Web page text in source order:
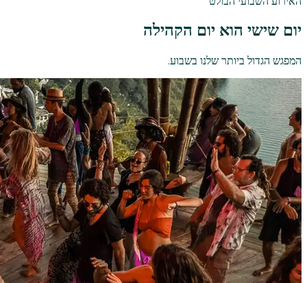
יום שישי הוא יום הקהילה
המפגש הגדול ביותר שלנו בשבוע.